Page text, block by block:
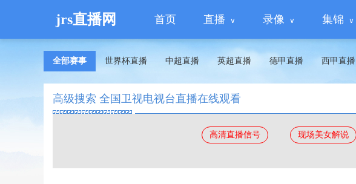
jrs直播网 首页 直播 录像 集锦
全部赛事 世界杯直播 中超直播 英超直播 德甲直播 西甲直播
高级搜索 全国卫视电视台直播在线观看
高清直播信号 现场美女解说